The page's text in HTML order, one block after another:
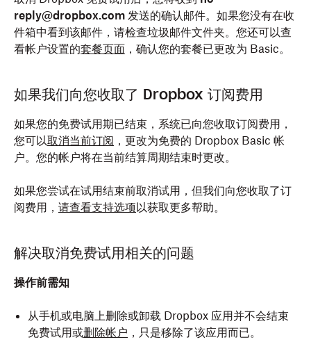
reply@dropbox.com 发送的确认邮件。如果您没有在收
件箱中看到该邮件，请检查垃圾邮件文件夹。您还可以查
看帐户设置的套餐页面 ，确认您的套餐已更改为 Basic。
如果我们向您收取了 Dropbox 订阅费用
如果您的免费试用期已结束，系统已向您收取订阅费用，
您可以取消当前订阅 ，更改为免费的 Dropbox Basic 帐
户。您的帐户将在当前结算周期结束时更改。
如果您尝试在试用结束前取消试用，但我们向您收取了订
阅费用， 请查看支持选项以获取更多帮助。
解决取消免费试用相关的问题
操作前需知
从手机或电脑上删除或卸载 Dropbox 应用并不会结束
免费试用或删除帐户 ，只是移除了该应用而已。